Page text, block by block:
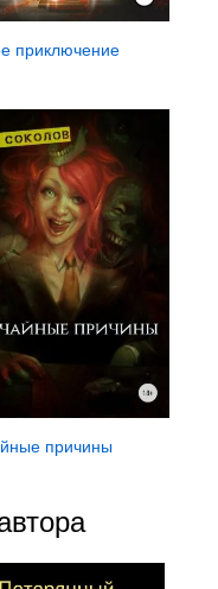
приключение
причины